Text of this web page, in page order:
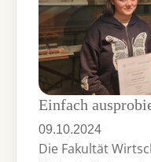
Einfach
09.10.2024
Die Fakultät